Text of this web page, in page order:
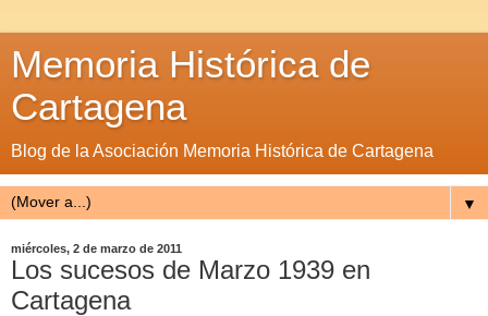
Memoria Histórica de
Cartagena
Blog de la Asociación Memoria Histórica de Cartagena
▼
miércoles, 2 de marzo de 2011
Los sucesos de Marzo 1939 en
Cartagena